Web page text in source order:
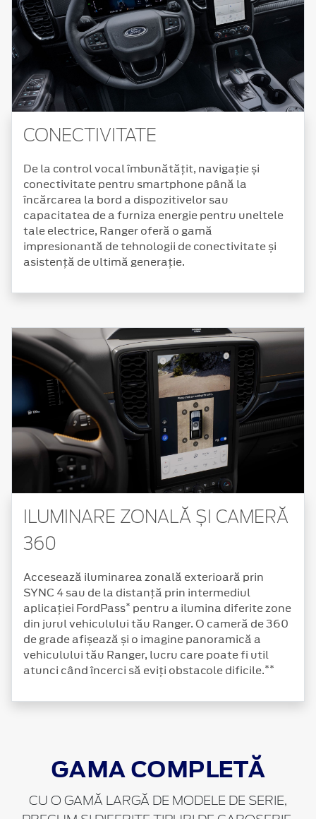
CONECTIVITATE
De la control vocal îmbunătățit, navigație și
conectivitate pentru smartphone până la
încărcarea la bord a dispozitivelor sau
capacitatea de a furniza energie pentru uneltele
tale electrice, Ranger oferă o gamă
impresionantă de tehnologii de conectivitate și
asistență de ultimă generație.
ILUMINARE ZONALĂ ȘI CAMERĂ
360
Accesează iluminarea zonală exterioară prin
SYNC 4 sau de la distanță prin intermediul
aplicației FordPass* pentru a ilumina diferite zone
din jurul vehiculului tău Ranger. O cameră de 360
de grade afișează și o imagine panoramică a
vehiculului tău Ranger, lucru care poate fi util
atunci când încerci să eviți obstacole dificile.**
GAMA COMPLETĂ
CU O GAMĂ LARGĂ DE MODELE DE SERIE,